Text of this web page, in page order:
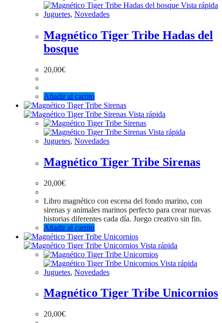
Vista rápida
Juguetes, Novedades
Magnético Tiger Tribe Hadas del
bosque
20,00€
Añadir al carrito
Vista rápida
Vista rápida
Juguetes, Novedades
Magnético Tiger Tribe Sirenas
20,00€
Libro magnético con escena del fondo marino, con
sirenas y animales marinos perfecto para crear nuevas
historias diferentes cada día. Juego creativo sin fin.
Añadir al carrito
Vista rápida
Vista rápida
Juguetes, Novedades
Magnético Tiger Tribe Unicornios
20,00€